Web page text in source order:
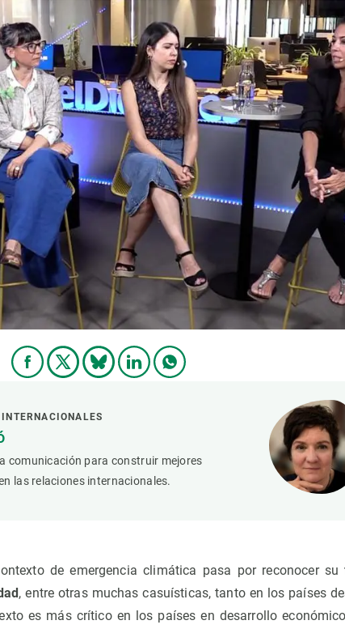
comunicación para construir mejores
las relaciones internacionales.
de emergencia climática pasa por reconocer su
, entre otras muchas casuísticas, tanto en los países
es más crítico en los países en desarrollo
Programa de
Visitante o sabático
Un lugar donde crecer
Desarrollo de carrera
Seminarios y
Te ofrecemos